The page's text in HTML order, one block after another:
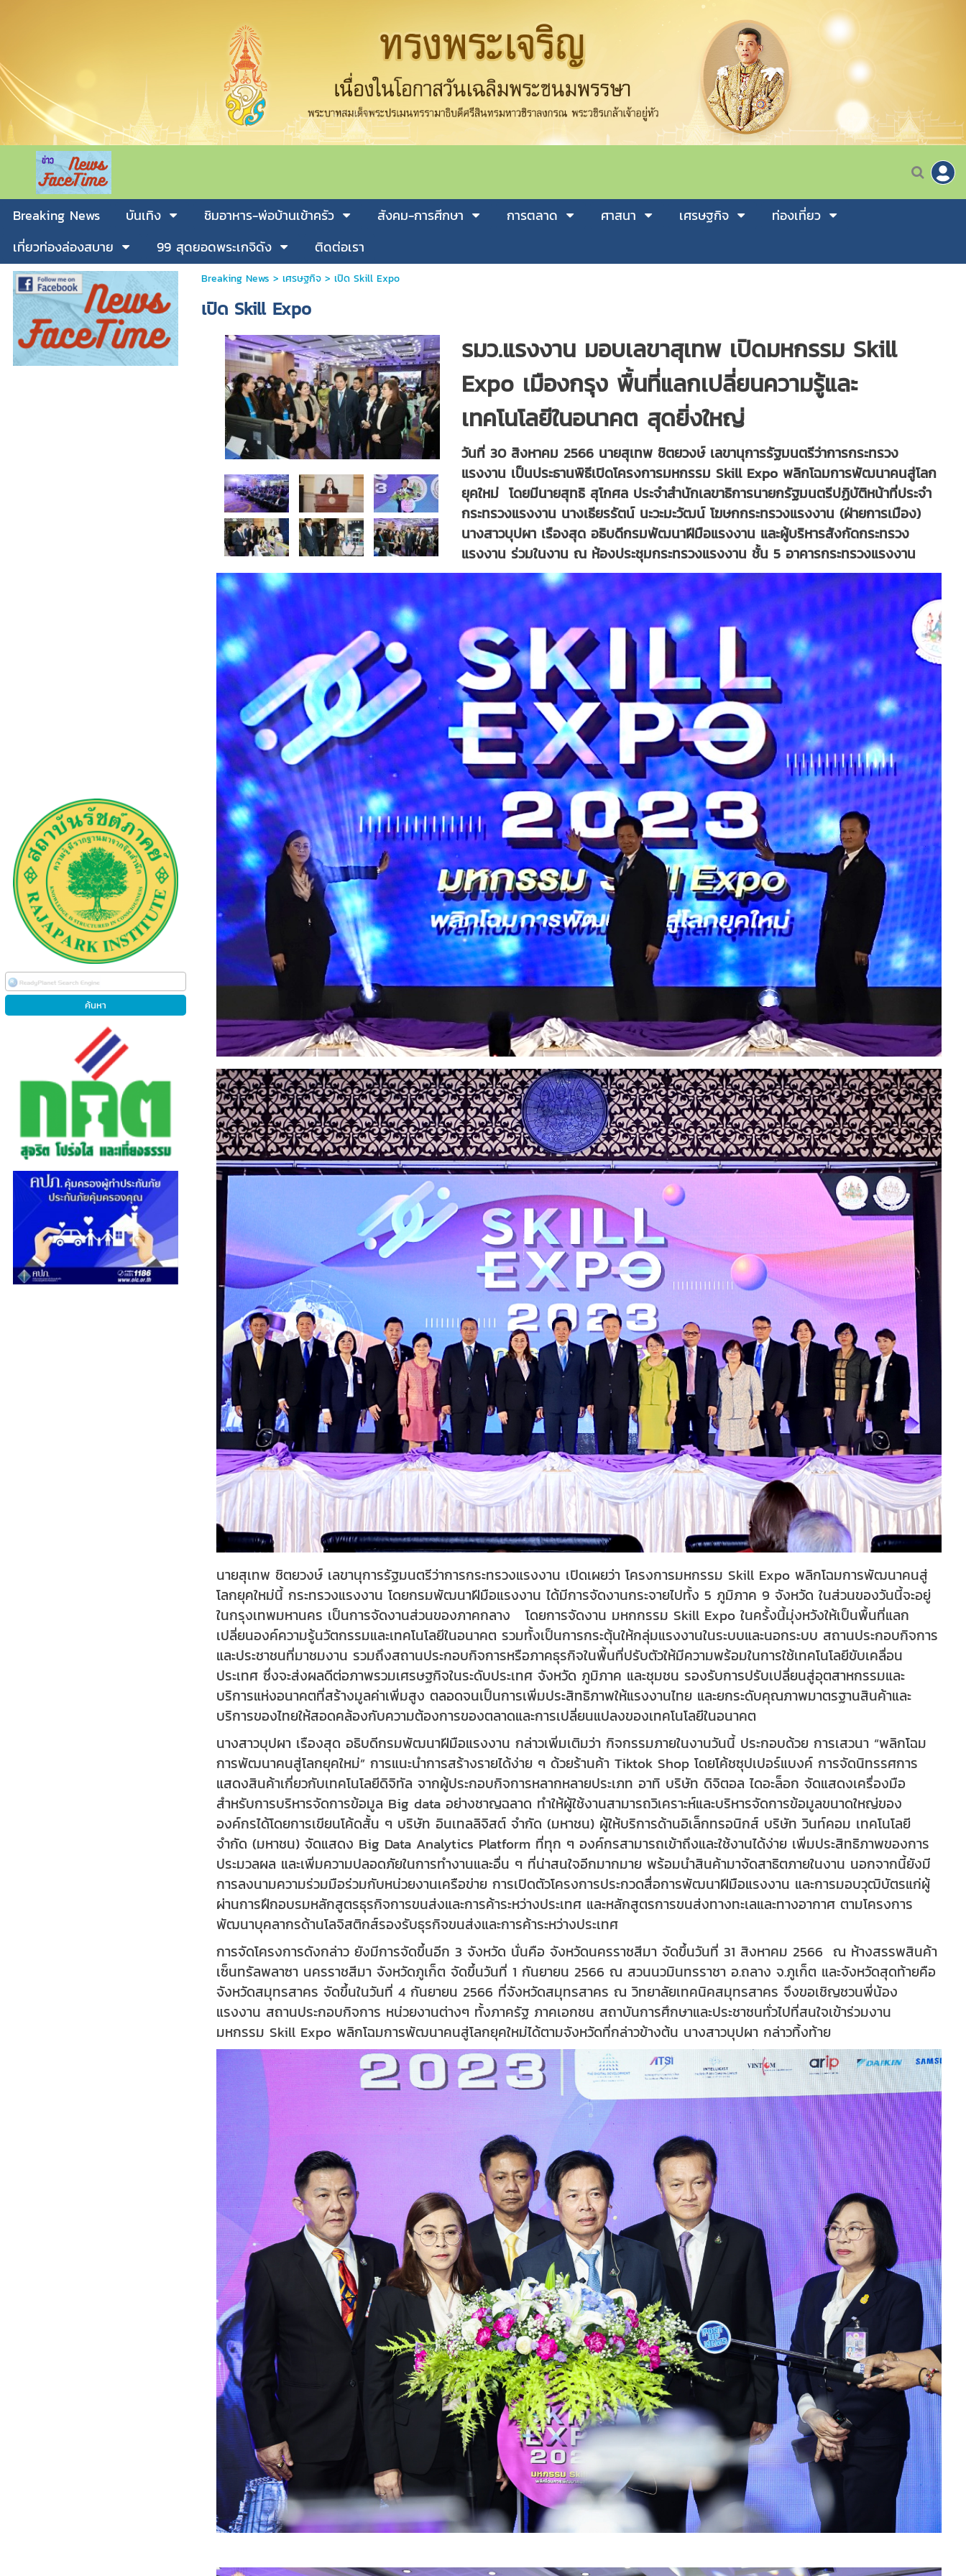
Breaking News บันเทิง ชิมอาหาร-พ่อบ้านเข้าครัว สังคม-การศีกษา การตลาด ศาสนา เศรษฐกิจ
ท่องเที่ยว
เที่ยวท่องล่องสบาย
99 สุดยอดพระเกจิดัง ติดต่อเรา
Breaking News > เศรษฐกิจ> เปิด Skill Expo
เปิด Skill Expo
รมว.แรงงาน มอบเลขาสุเทพ เปิดมหกรรม Skill
Expo เมืองกรุง พื้นที่แลกเปลี่ยนความรู้และ
เทคโนโลยีในอนาคต สุดยิ่งใหญ่
วันที่ 30 สิงหาคม 2566 นายสุเทพ ชิตยวงษ์ เลขานุการรัฐมนตรีว่าการกระทรวง
แรงงาน เป็นประธานพิธีเปิดโครงการมหกรรม Skill Expo พลิกโฉมการพัฒนาคนสู่โลก
ยุคใหม่ โดยมีนายสุทธิ สุโกศล ประจำสำนักเลขาธิการนายกรัฐมนตรีปฏิบัติหน้าที่ประจำ
กระทรวงแรงงาน นางเธียรรัตน์ นะวะมะวัฒน์ โฆษกกระทรวงแรงงาน (ฝ่ายการเมือง)
นางสาวบุปผา เรืองสุด อธิบดีกรมพัฒนาฝีมือแรงงาน และผู้บริหารสังกัดกระทรวง
แรงงาน ร่วมในงาน ณ ห้องประชุมกระทรวงแรงงาน ชั้น 5 อาคารกระทรวงแรงงาน
นายสุเทพ ชิตยวงษ์ เลขานุการรัฐมนตรีว่าการกระทรวงแรงงาน เปิดเผยว่า โครงการมหกรรม Skill Expo พลิกโฉมการพัฒนาคนสู่
โลกยุคใหม่นี้ กระทรวงแรงงาน โดยกรมพัฒนาฝีมือแรงงาน ได้มีการจัดงานกระจายไปทั้ง 5 ภูมิภาค 9 จังหวัด ในส่วนของวันนี้จะอยู่
ในกรุงเทพมหานคร เป็นการจัดงานส่วนของภาคกลาง โดยการจัดงาน มหกกรรม Skill Expo ในครั้งนี้มุ่งหวังให้เป็นพื้นที่แลก
เปลี่ยนองค์ความรู้นวัตกรรมและเทคโนโลยีในอนาคต รวมทั้งเป็นการกระตุ้นให้กลุ่มแรงงานในระบบและนอกระบบ สถานประกอบกิจการ
และประชาชนที่มาชมงาน รวมถึงสถานประกอบกิจการหรือภาคธุรกิจในพื้นที่ปรับตัวให้มีความพร้อมในการใช้เทคโนโลยีขับเคลื่อน
ประเทศ ซึ่งจะส่งผลดีต่อภาพรวมเศรษฐกิจในระดับประเทศ จังหวัด ภูมิภาค และชุมชน รองรับการปรับเปลี่ยนสู่อุตสาหกรรมและ
บริการแห่งอนาคตที่สร้างมูลค่าเพิ่มสูง ตลอดจนเป็นการเพิ่มประสิทธิภาพให้แรงงานไทย และยกระดับคุณภาพมาตรฐานสินค้าและ
บริการของไทยให้สอดคล้องกับความต้องการของตลาดและการเปลี่ยนแปลงของเทคโนโลยีในอนาคต
นางสาวบุปผา เรืองสุด อธิบดีกรมพัฒนาฝีมือแรงงาน กล่าวเพิ่มเติมว่า กิจกรรมภายในงานวันนี้ ประกอบด้วย การเสวนา “พลิกโฉม
การพัฒนาคนสู่โลกยุคใหม่” การแนะนำการสร้างรายได้ง่าย ๆ ด้วยร้านค้า Tiktok Shop โดยโค้ชซุปเปอร์แบงค์ การจัดนิทรรศการ
แสดงสินค้าเกี่ยวกับเทคโนโลยีดิจิทัล จากผู้ประกอบกิจการหลากหลายประเภท อาทิ บริษัท ดิจิตอล ไดอะล็อก จัดแสดงเครื่องมือ
สำหรับการบริหารจัดการข้อมูล Big data อย่างชาญฉลาด ทำให้ผู้ใช้งานสามารถวิเคราะห์และบริหารจัดการข้อมูลขนาดใหญ่ของ
องค์กรได้โดยการเขียนโค้ดสั้น ๆ บริษัท อินเทลลิจิสต์ จำกัด (มหาชน) ผู้ให้บริการด้านอิเล็กทรอนิกส์ บริษัท วินท์คอม เทคโนโลยี
จำกัด (มหาชน) จัดแสดง Big Data Analytics Platform ที่ทุก ๆ องค์กรสามารถเข้าถึงและใช้งานได้ง่าย เพิ่มประสิทธิภาพของการ
ประมวลผล และเพิ่มความปลอดภัยในการทำงานและอื่น ๆ ที่น่าสนใจอีกมากมาย พร้อมนำสินค้ามาจัดสาธิตภายในงาน นอกจากนี้ยังมี
การลงนามความร่วมมือร่วมกับหน่วยงานเครือข่าย การเปิดตัวโครงการประกวดสื่อการพัฒนาฝีมือแรงงาน และการมอบวุฒิบัตรแก่ผู้
ผ่านการฝึกอบรมหลักสูตรธุรกิจการขนส่งและการค้าระหว่างประเทศ และหลักสูตรการขนส่งทางทะเลและทางอากาศ ตามโครงการ
พัฒนาบุคลากรด้านโลจิสติกส์รองรับธุรกิจขนส่งและการค้าระหว่างประเทศ
การจัดโครงการดังกล่าว ยังมีการจัดขึ้นอีก 3 จังหวัด นั่นคือ จังหวัดนครราชสีมา จัดขึ้นวันที่ 31 สิงหาคม 2566 ณ ห้างสรรพสินค้า
เซ็นทรัลพลาซา นครราชสีมา จังหวัดภูเก็ต จัดขึ้นวันที่ 1 กันยายน 2566 ณ สวนนวมินทรราชา อ.ถลาง จ.ภูเก็ต และจังหวัดสุดท้ายคือ
จังหวัดสมุทรสาคร จัดขึ้นในวันที่ 4 กันยายน 2566 ที่จังหวัดสมุทรสาคร ณ วิทยาลัยเทคนิคสมุทรสาคร จึงขอเชิญชวนพี่น้อง
แรงงาน สถานประกอบกิจการ หน่วยงานต่างๆ ทั้งภาครัฐ ภาคเอกชน สถาบันการศึกษาและประชาชนทั่วไปที่สนใจเข้าร่วมงาน
มหกรรม Skill Expo พลิกโฉมการพัฒนาคนสู่โลกยุคใหม่ได้ตามจังหวัดที่กล่าวข้างต้น นางสาวบุปผา กล่าวทิ้งท้าย